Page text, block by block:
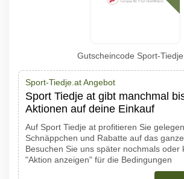
Gutscheincode Sport-
Sport-Tiedje.at Angebot
Sport Tiedje at gibt manchmal
Aktionen auf deine Einkauf
Auf Sport Tiedje at profitieren Sie
Schnäppchen und Rabatte auf das
Besuchen Sie uns später nochmals oder
"Aktion anzeigen" für die Bedingungen